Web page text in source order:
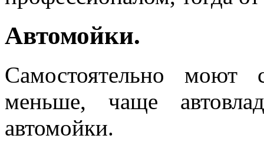
Автомойки.
Самостоятельно моют
меньше, чаще
автомойки.